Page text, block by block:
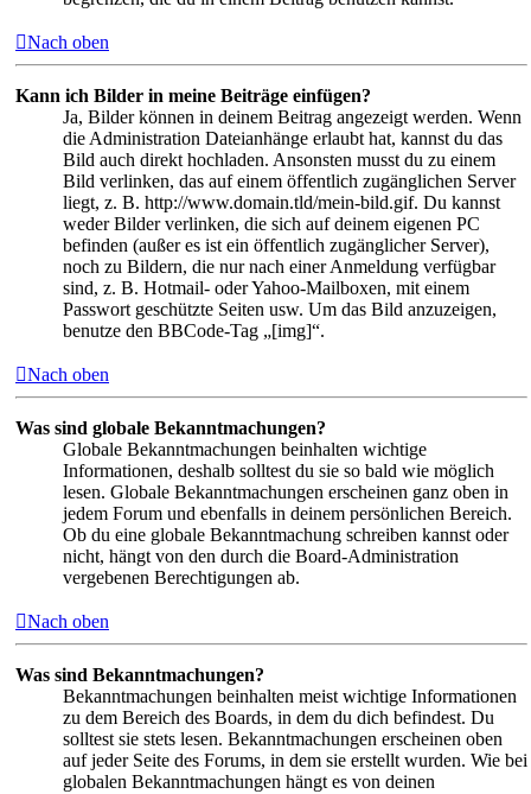
Nach oben
Kann ich Bilder in meine Beiträge einfügen?
Ja, Bilder können in deinem Beitrag angezeigt werden. Wenn
die Administration Dateianhänge erlaubt hat, kannst du das
Bild auch direkt hochladen. Ansonsten musst du zu einem
Bild verlinken, das auf einem öffentlich zugänglichen Server
liegt, z. B. http://www.domain.tld/mein-bild.gif. Du kannst
weder Bilder verlinken, die sich auf deinem eigenen PC
befinden (außer es ist ein öffentlich zugänglicher Server),
noch zu Bildern, die nur nach einer Anmeldung verfügbar
sind, z. B. Hotmail- oder Yahoo-Mailboxen, mit einem
Passwort geschützte Seiten usw. Um das Bild anzuzeigen,
benutze den BBCode-Tag „[img]“.
Nach oben
Was sind globale Bekanntmachungen?
Globale Bekanntmachungen beinhalten wichtige
Informationen, deshalb solltest du sie so bald wie möglich
lesen. Globale Bekanntmachungen erscheinen ganz oben in
jedem Forum und ebenfalls in deinem persönlichen Bereich.
Ob du eine globale Bekanntmachung schreiben kannst oder
nicht, hängt von den durch die Board-Administration
vergebenen Berechtigungen ab.
Nach oben
Was sind Bekanntmachungen?
Bekanntmachungen beinhalten meist wichtige Informationen
zu dem Bereich des Boards, in dem du dich befindest. Du
solltest sie stets lesen. Bekanntmachungen erscheinen oben
auf jeder Seite des Forums, in dem sie erstellt wurden. Wie bei
globalen Bekanntmachungen hängt es von deinen